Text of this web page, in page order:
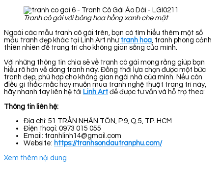
Tranh cô gái với bông hoa hồng xanh che mặt
Ngoài các mẫu tranh cô gái trên, bạn có tìm hiểu thêm một số
mẫu tranh đẹp khác tại Linh Art như tranh hoa, tranh phong cảnh
thiên nhiên để trang trí cho không gian sống của mình.
Với những thông tin chia sẻ về tranh cô gái mong rằng giúp bạn
hiểu rõ hơn về dòng tranh này. Đồng thời lựa chọn được một bức
tranh đẹp, phù hợp cho không gian ngôi nhà của mình. Nếu còn
điều gì thắc mắc hay muốn mua tranh nghệ thuật trang trí này,
hãy nhanh tay liên hệ tới Linh Art để được tư vấn và hỗ trợ theo:
Thông tin liên hệ:
Địa chỉ: 51 TRẦN NHÂN TÔN, P.9, Q.5, TP. HCM
Điện thoại: 0973 015 055
Email: tranhlinh14@gmail.com
Website: https://tranhsondautranphu.com/
Xem thêm nội dung